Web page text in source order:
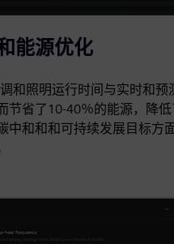
能源优化
和照明运行时间与实时和预
节省了10-40％的能源，降
中和和和可持续发展目标方